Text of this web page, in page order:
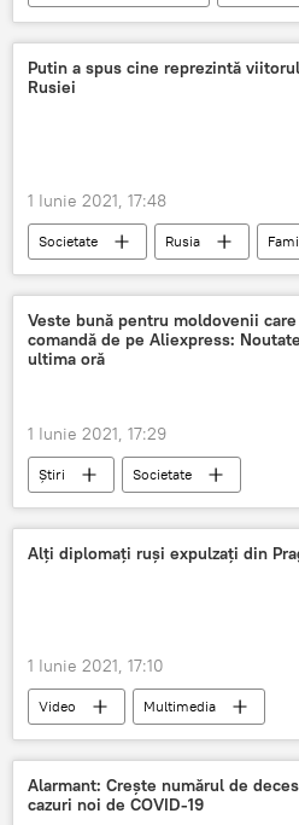
Podcasturi
Podcasturi
secții de votare în străinătate
ALEGERI PARLAMENTARE 2021
Putin a spus cine reprezintă viitorul
Rusiei
1 Iunie 2021, 17:48
Societate Rusia
Rusia
Putin viitor
Veste bună pentru moldovenii care
comandă de pe Aliexpress:
ultima oră
1 Iunie 2021, 17:29
Știri Societate
Alți diplomați ruși expulzați din
1 Iunie 2021, 17:10
Video
Multimedia
Relații internaționale
Politică
diplomați
Praga
Alarmant: Crește numărul de
cazuri noi de COVID-19